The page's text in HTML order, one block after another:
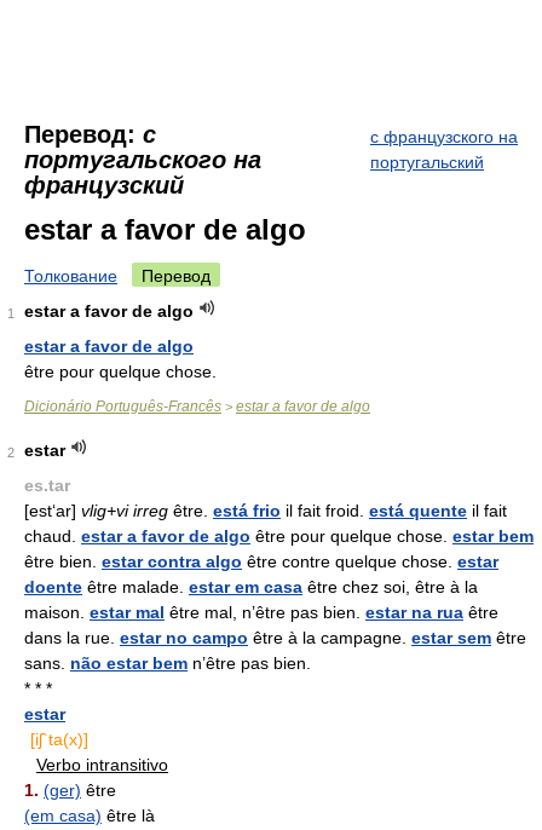
Перевод: с
португальского на
французский
с французского на
португальский
estar a favor de algo
Толкование Перевод
1
estar a favor de algo
estar a favor de algo
être pour quelque chose.
Dicionário Português-Francês > estar a favor de algo
2
estar
es.tar
[est‘ar] vlig+vi irreg être. está frio il fait froid. está quente il fait
chaud. estar a favor de algo être pour quelque chose. estar bem
être bien. estar contra algo être contre quelque chose. estar
doente être malade. estar em casa être chez soi, être à la
maison. estar mal être mal, n’être pas bien. estar na rua être
dans la rue. estar no campo être à la campagne. estar sem être
sans. não estar bem n’être pas bien.
* * *
estar
[iʃ`ta(x)]
Verbo intransitivo
1. (ger) être
(em casa) être là